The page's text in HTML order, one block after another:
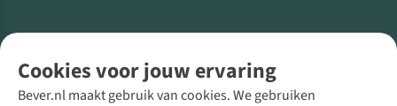
Cookies voor jouw ervaring
Bever.nl maakt gebruik van cookies. We gebruiken